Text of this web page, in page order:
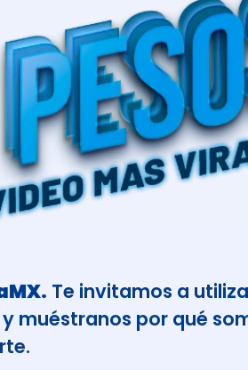
Te invitamos a
por qué